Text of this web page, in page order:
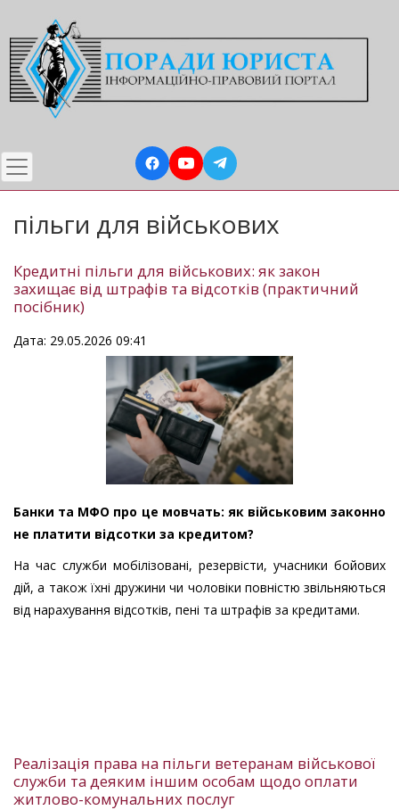
до
основного
вмісту
пільги для військових
Кредитні пільги для військових: як закон
захищає від штрафів та відсотків (практичний
посібник)
Дата: 29.05.2026 09:41
Банки та МФО про це мовчать: як військовим законно
не платити відсотки за кредитом?
На час служби мобілізовані, резервісти, учасники бойових
дій, а також їхні дружини чи чоловіки повністю звільняються
від нарахування відсотків, пені та штрафів за кредитами.
Реалізація права на пільги ветеранам військової
служби та деяким іншим особам щодо оплати
житлово-комунальних послуг